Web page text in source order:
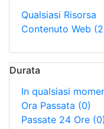
Qualsiasi Risorsa
Contenuto Web
Durata
In qualsiasi
Ora Passata (0)
Passate 24 Ore (0)